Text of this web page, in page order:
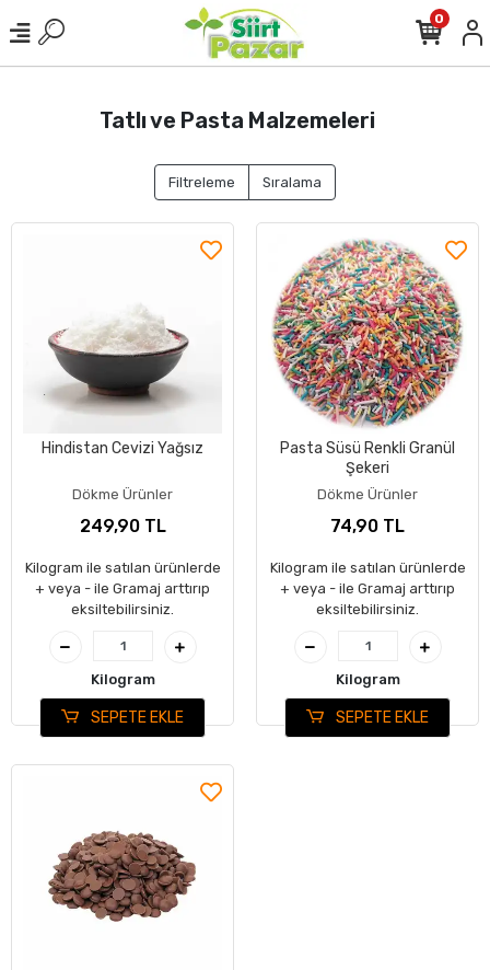
0
Tatlı ve Pasta Malzemeleri
Filtreleme Sıralama
Hindistan Cevizi Yağsız
Dökme Ürünler
249,90 TL
Kilogram ile satılan ürünlerde
+ veya - ile Gramaj arttırıp
eksiltebilirsiniz.
Kilogram
SEPETE EKLE
Pasta Süsü Renkli Granül
Şekeri
Dökme Ürünler
74,90 TL
Kilogram ile satılan ürünlerde
+ veya - ile Gramaj arttırıp
eksiltebilirsiniz.
Kilogram
SEPETE EKLE